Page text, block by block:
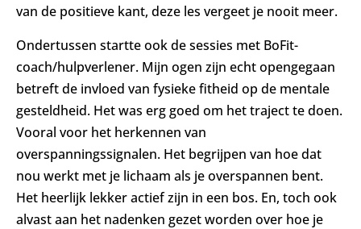
van de positieve kant, deze les vergeet je nooit meer.
Ondertussen startte ook de sessies met BoFit-
coach/hulpverlener. Mijn ogen zijn echt opengegaan
betreft de invloed van fysieke fitheid op de mentale
gesteldheid. Het was erg goed om het traject te doen.
Vooral voor het herkennen van
overspanningssignalen. Het begrijpen van hoe dat
nou werkt met je lichaam als je overspannen bent.
Het heerlijk lekker actief zijn in een bos. En, toch ook
alvast aan het nadenken gezet worden over hoe je